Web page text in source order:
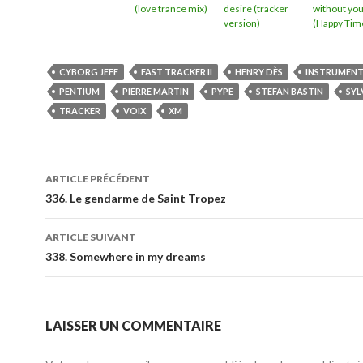
(love trance mix)
desire (tracker
version)
without you
(Happy
CYBORG JEFF FAST TRACKER II HENRY DÈS
INSTRUMENT
PENTIUM
PIERRE MARTIN PYPE STEFAN BASTIN
TRACKER
VOIX XM
ARTICLE PRÉCÉDENT
336. Le gendarme de Saint Tropez
ARTICLE SUIVANT
338. Somewhere in my dreams
LAISSER UN COMMENTAIRE